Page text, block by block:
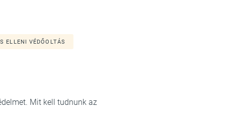
ELLENI VÉDŐOLTÁS
Mit kell tudnunk az